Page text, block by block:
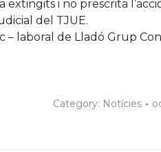
i no prescrita
del TJUE.
laboral de Lladó Grup
Category: Notícies